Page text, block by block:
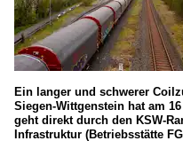
Ein langer und schwerer
Siegen-Wittgenstein hat am
geht direkt durch den KSW-
Infrastruktur (Betriebsstätte